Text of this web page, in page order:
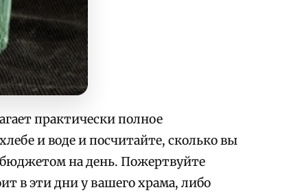
практически полное
и воде и посчитайте, сколько вы
на день. Пожертвуйте
в эти дни у вашего храма, либо